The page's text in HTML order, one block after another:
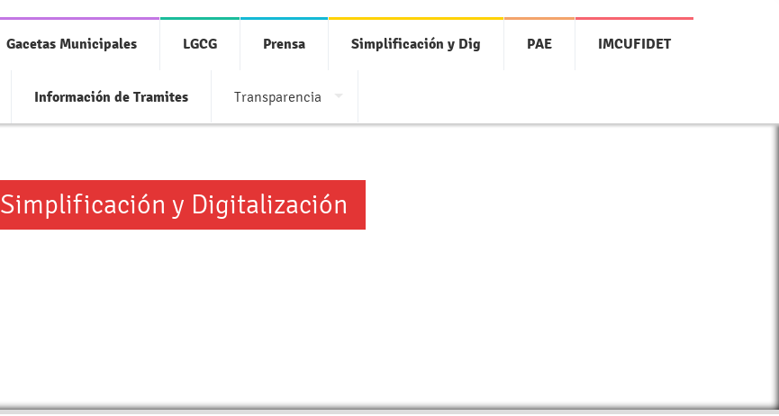
Gacetas Municipales LGCG Prensa Simplificación y Dig PAE IMCUFIDET
Información de Tramites Transparencia
Simplificación y Digitalización